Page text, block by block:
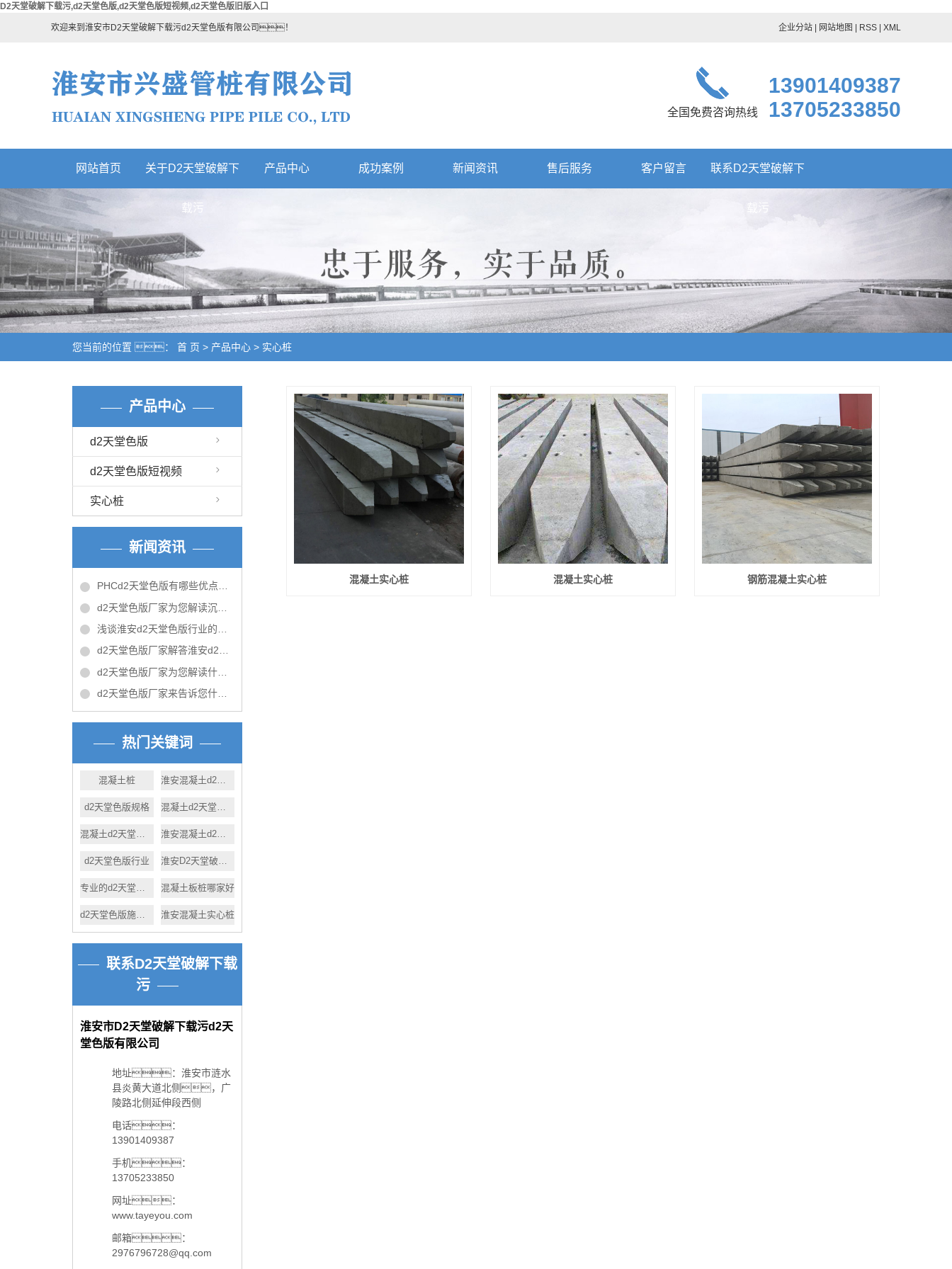
D2天堂破解下载污,d2天堂色版,d2天堂色版短视频,d2天堂色版旧版入口
欢迎来到淮安市D2天堂破解下载污d2天堂色版有限公司！ 企业分站 网站地图 RSS XML
全国免费咨询热线
13901409387
13705233850
网站首页 关于D2天堂破解下
载污
产品中心 成功案例 新闻资讯 售后服务 客户留言 联系D2天堂破解下
您当前的位置 ： 首 页 > 产品中心 > 实心桩
产品中心
d2天堂色版
d2天堂色版短视频
实心桩
新闻资讯
PHCd2天堂色版有哪些优点呢？
d2天堂色版厂家为您解读沉入桩和灌注桩
浅谈淮安d2天堂色版行业的优势和未来的发展
d2天堂色版厂家解答淮安d2天堂色版施工时应注意的问题！
d2天堂色版厂家为您解读什么是预应力d2天堂色版
d2天堂色版厂家来告诉您什么是沉桩
热门关键词
混凝土桩 淮安混凝土d2天堂色版厂家
d2天堂色版规格 混凝土d2天堂色版哪家好
混凝土d2天堂色版规格 淮安混凝土d2天堂色版短视频
d2天堂色版行业 淮安D2天堂破解下载污d2天堂色版
专业的d2天堂色版 混凝土板桩哪家好
d2天堂色版施工计划 淮安混凝土实心桩
联系D2天堂破解下载
污
淮安市D2天堂破解下载污d2天
堂色版有限公司
地址：淮安市涟水
县炎黄大道北侧，广
陵路北侧延伸段西侧
电话：
13901409387
手机：
13705233850
网址：
www.tayeyou.com
邮箱：
2976796728@qq.com
混凝土实心桩 混凝土实心桩 钢筋混凝土实心桩